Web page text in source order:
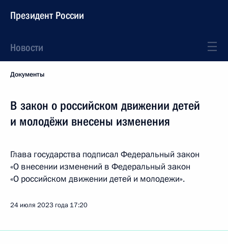
Президент России
Новости
Документы
В закон о российском движении детей
и молодёжи внесены изменения
Глава государства подписал Федеральный закон
«О внесении изменений в Федеральный закон
«О российском движении детей и молодежи».
24 июля 2023 года 17:20